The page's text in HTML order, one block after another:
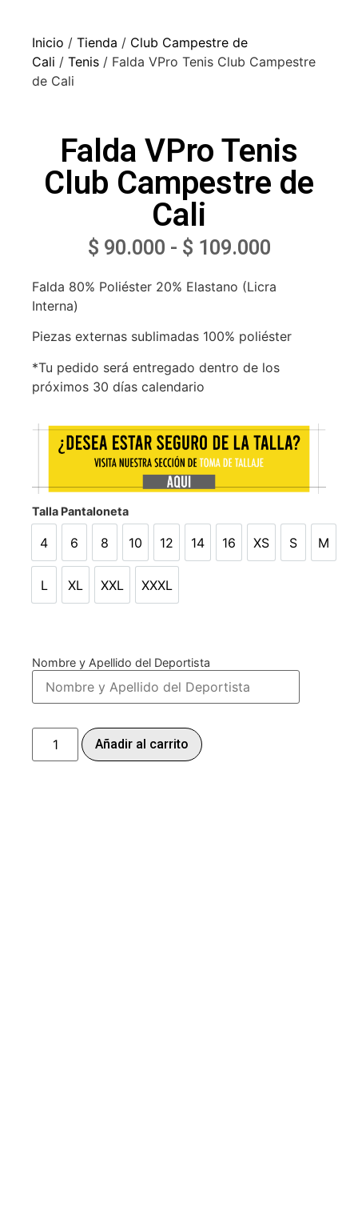
Inicio / Tienda / Club Campestre de
Cali / Tenis / Falda VPro Tenis Club Campestre
de Cali
Falda VPro Tenis
Club Campestre de
Cali
$ 90.000 - $ 109.000
Falda 80% Poliéster 20% Elastano (Licra
Interna)
Piezas externas sublimadas 100% poliéster
*Tu pedido será entregado dentro de los
próximos 30 días calendario
Talla Pantaloneta
4 6 8
8
10 12 14 16 XS
XS
S
S
M
L XL XXL XXXL
Nombre y Apellido del Deportista
Añadir al carrito